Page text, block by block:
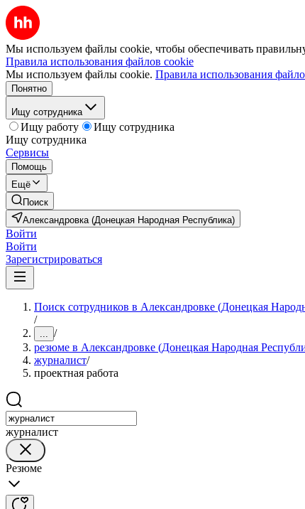
Мы используем файлы cookie, чтобы обеспечивать
Правила использования файлов cookie
Мы используем файлы cookie. Правила использования
Понятно
Ищу сотрудника
Ищу работу
Ищу сотрудника
Ищу сотрудника
Сервисы
Помощь
Ещё
Поиск
Александровка (Донецкая Народная Республика)
Войти
Войти
Зарегистрироваться
Поиск сотрудников в Александровке (Донецкая
/
... /
резюме в Александровке (Донецкая Народная
журналист/
проектная работа
журналист
Резюме